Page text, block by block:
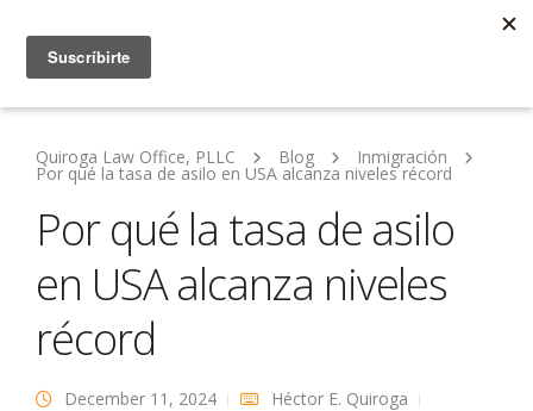
Quiroga Law Office, PLLC Blog Inmigración
Por qué la tasa de asilo en USA alcanza niveles récord
Por qué la tasa de asilo
en USA alcanza niveles
récord
December 11, 2024
Héctor E. Quiroga